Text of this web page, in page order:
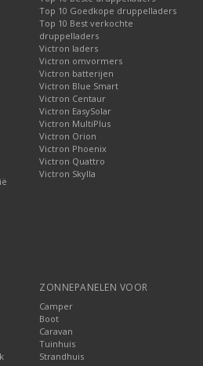
Top 10 Goedkope druppelladers
Top 10 Best verkochte
druppelladers
Victron laders
Victron omvormers
Victron batterijen
Victron Blue Smart
Victron Centaur
Victron EasySolar
Victron MultiPlus
Victron Orion
Victron Phoenix
Victron Quattro
Victron Skylla
ZONNEPANELEN VOOR
Camper
Boot
Caravan
Tuinhuis
Strandhuis